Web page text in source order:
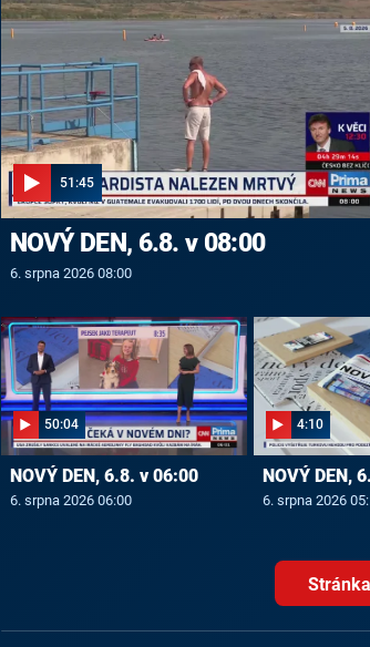
51:45
NOVÝ DEN, 6.8. v 08:00
6. srpna 2026 08:00
50:04
NOVÝ DEN, 6.8. v 06:00
6. srpna 2026 06:00
4:10
NOVÝ DEN,
6. srpna 2026